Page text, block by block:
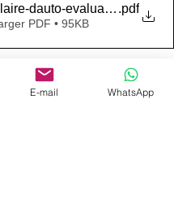
dauto-evaluation-pour-
.pdf
PDF • 95KB
pas de contre
vous manque plus qu’à
E-mail WhatsApp